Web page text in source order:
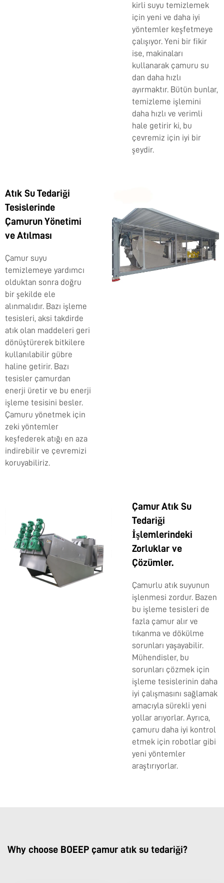
kirli suyu temizlemek
için yeni ve daha iyi
yöntemler keşfetmeye
çalışıyor. Yeni bir fikir
ise, makinaları
kullanarak çamuru su
dan daha hızlı
ayırmaktır. Bütün bunlar,
temizleme işlemini
daha hızlı ve verimli
hale getirir ki, bu
çevremiz için iyi bir
şeydir.
Atık Su Tedariği
Tesislerinde
Çamurun Yönetimi
ve Atılması
Çamur suyu
temizlemeye yardımcı
olduktan sonra doğru
bir şekilde ele
alınmalıdır. Bazı işleme
tesisleri, aksi takdirde
atık olan maddeleri geri
dönüştürerek bitkilere
kullanılabilir gübre
haline getirir. Bazı
tesisler çamurdan
enerji üretir ve bu enerji
işleme tesisini besler.
Çamuru yönetmek için
zeki yöntemler
keşfederek atığı en aza
indirebilir ve çevremizi
koruyabiliriz.
Çamur Atık Su
Tedariği
İşlemlerindeki
Zorluklar ve
Çözümler.
Çamurlu atık suyunun
işlenmesi zordur. Bazen
bu işleme tesisleri de
fazla çamur alır ve
tıkanma ve dökülme
sorunları yaşayabilir.
Mühendisler, bu
sorunları çözmek için
işleme tesislerinin daha
iyi çalışmasını sağlamak
amacıyla sürekli yeni
yollar arıyorlar. Ayrıca,
çamuru daha iyi kontrol
etmek için robotlar gibi
yeni yöntemler
araştırıyorlar.
Why choose BOEEP çamur atık su tedariği?